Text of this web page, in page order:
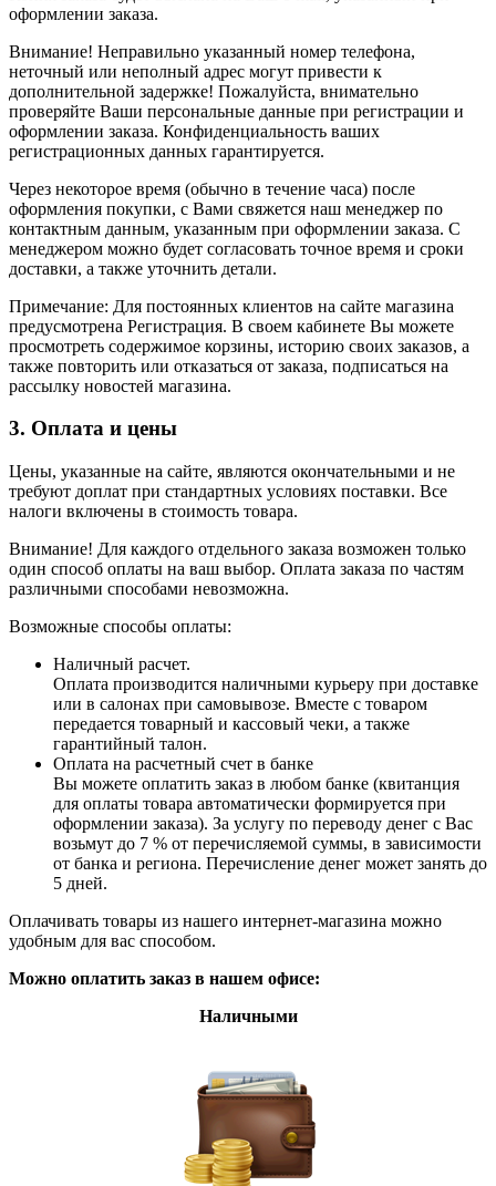
оформлении заказа.
Внимание! Неправильно указанный номер телефона,
неточный или неполный адрес могут привести к
дополнительной задержке! Пожалуйста, внимательно
проверяйте Ваши персональные данные при регистрации и
оформлении заказа. Конфиденциальность ваших
регистрационных данных гарантируется.
Через некоторое время (обычно в течение часа) после
оформления покупки, с Вами свяжется наш менеджер по
контактным данным, указанным при оформлении заказа. С
менеджером можно будет согласовать точное время и сроки
доставки, а также уточнить детали.
Примечание: Для постоянных клиентов на сайте магазина
предусмотрена Регистрация. В своем кабинете Вы можете
просмотреть содержимое корзины, историю своих заказов, а
также повторить или отказаться от заказа, подписаться на
рассылку новостей магазина.
3. Оплата и цены
Цены, указанные на сайте, являются окончательными и не
требуют доплат при стандартных условиях поставки. Все
налоги включены в стоимость товара.
Внимание! Для каждого отдельного заказа возможен только
один способ оплаты на ваш выбор. Оплата заказа по частям
различными способами невозможна.
Возможные способы оплаты:
Наличный расчет.
Оплата производится наличными курьеру при доставке
или в салонах при самовывозе. Вместе с товаром
передается товарный и кассовый чеки, а также
гарантийный талон.
Оплата на расчетный счет в банке
Вы можете оплатить заказ в любом банке (квитанция
для оплаты товара автоматически формируется при
оформлении заказа). За услугу по переводу денег с Вас
возьмут до 7 % от перечисляемой суммы, в зависимости
от банка и региона. Перечисление денег может занять до
5 дней.
Оплачивать товары из нашего интернет-магазина можно
удобным для вас способом.
Можно оплатить заказ в нашем офисе:
Наличными